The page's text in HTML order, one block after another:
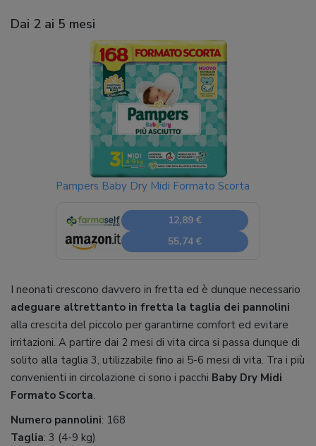
Dai 2 ai 5 mesi
Pampers Baby Dry Midi Formato Scorta
12,89 €
55,74 €
I neonati crescono davvero in fretta ed è dunque necessario
adeguare altrettanto in fretta la taglia dei pannolini
alla crescita del piccolo per garantirne comfort ed evitare
irritazioni. A partire dai 2 mesi di vita circa si passa dunque di
solito alla taglia 3, utilizzabile fino ai 5-6 mesi di vita. Tra i più
convenienti in circolazione ci sono i pacchi Baby Dry Midi
Formato Scorta.
Numero pannolini: 168
Taglia: 3 (4-9 kg)